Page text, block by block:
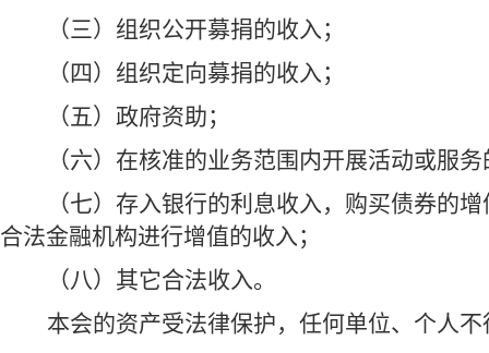
（三）组织公开募捐的收入；
（四）组织定向募捐的收入；
（五）政府资助；
（六）在核准的业务范围内开展活动或服
（七）存入银行的利息收入，购买债券的
合法金融机构进行增值的收入；
（八）其它合法收入。
本会的资产受法律保护，任何单位、个人